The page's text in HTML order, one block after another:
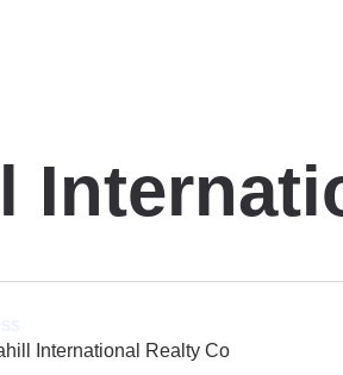
International Realty Co